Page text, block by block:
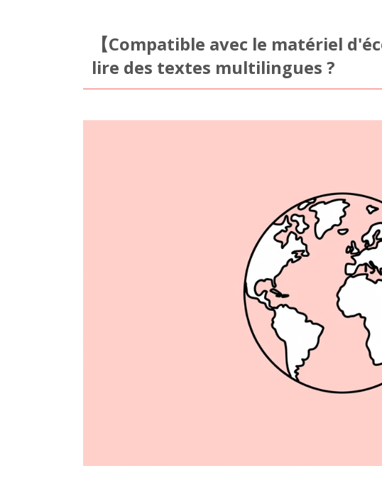
【Compatible avec le matériel
lire des textes multilingues ?